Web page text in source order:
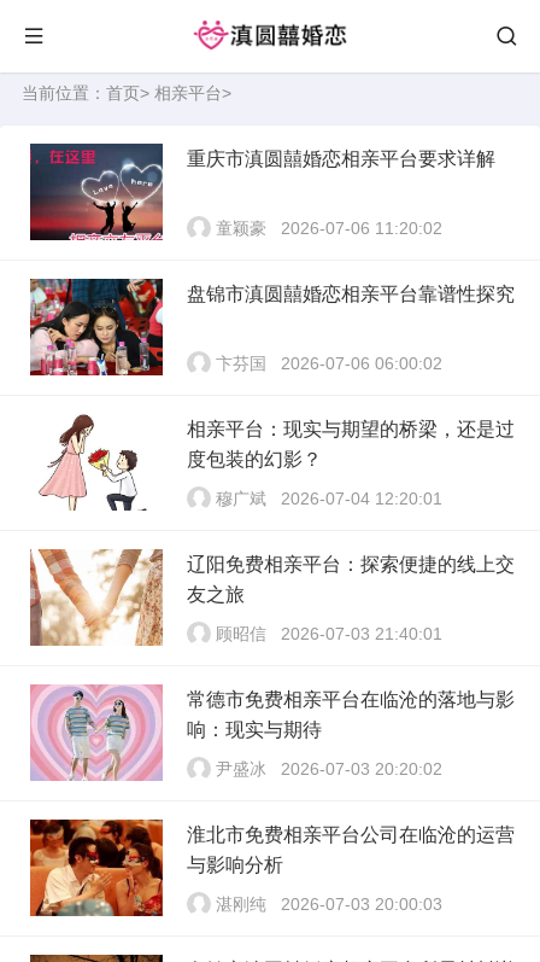
当前位置： 首页> 相亲平台>
重庆市滇圆囍婚恋相亲平台要求详解
童颖豪 2026-07-06 11:20:02
盘锦市滇圆囍婚恋相亲平台靠谱性探究
卞芬国 2026-07-06 06:00:02
相亲平台：现实与期望的桥梁，还是过
度包装的幻影？
穆广斌 2026-07-04 12:20:01
辽阳免费相亲平台：探索便捷的线上交
友之旅
顾昭信 2026-07-03 21:40:01
常德市免费相亲平台在临沧的落地与影
响：现实与期待
尹盛冰 2026-07-03 20:20:02
淮北市免费相亲平台公司在临沧的运营
与影响分析
湛刚纯 2026-07-03 20:00:03